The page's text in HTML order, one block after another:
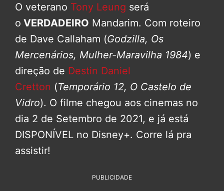
O veterano Tony Leung será
o VERDADEIRO Mandarim. Com roteiro
de Dave Callaham (Godzilla, Os
Mercenários, Mulher-Maravilha 1984) e
direção de Destin Daniel
Cretton (Temporário 12, O Castelo de
Vidro). O filme chegou aos cinemas no
dia 2 de Setembro de 2021, e já está
DISPONÍVEL no Disney+. Corre lá pra
assistir!
PUBLICIDADE